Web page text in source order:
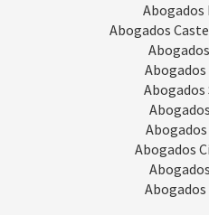
Abogados
Abogados
Abogados
Abogados